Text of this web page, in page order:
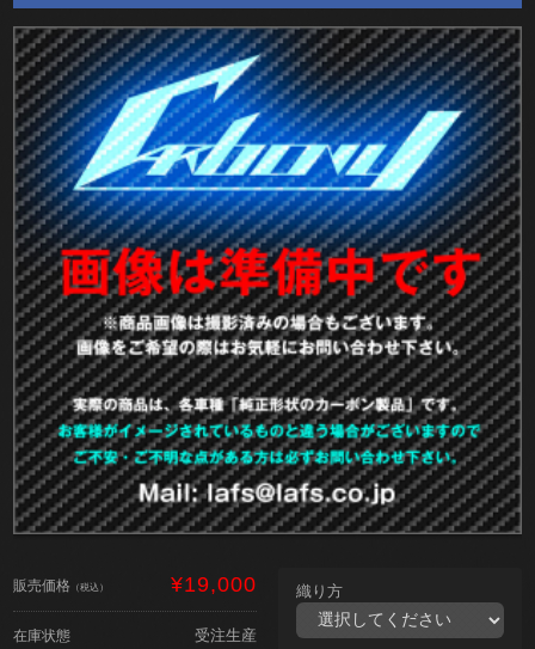
販売価格 （税込） ¥19,000
在庫状態 受注生産
織り方